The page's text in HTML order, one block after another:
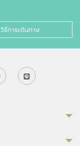
วิธีการเดินทาง